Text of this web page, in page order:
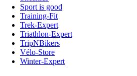
Sport is good
Training-Fit
Trek-Expert
Triathlon-Expert
TripNBikers
Vélo-Store
Winter-Expert